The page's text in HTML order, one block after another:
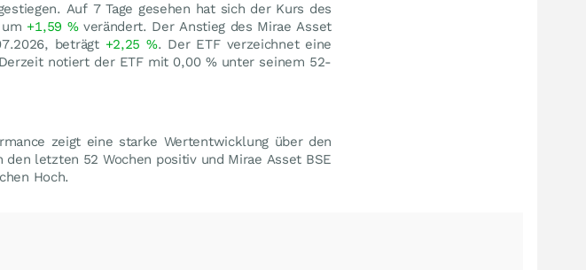
Auf 7 Tage gesehen hat sich der Kurs des
+1,59 %verändert. Der Anstieg des Mirae Asset
beträgt +2,25%. Der ETF verzeichnet eine
notiert der ETF mit 0,00 %unter seinem 52-
zeigt eine starke Wertentwicklung über den
letzten 52 Wochen positiv und Mirae Asset BSE
Hoch.